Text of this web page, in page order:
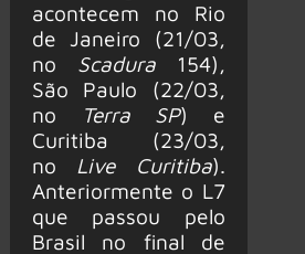
acontecem no Rio
de Janeiro (21/03,
no Scadura154),
São Paulo (22/03,
no
Terra SP) e
Curitiba (23/03,
no Live Curitiba).
Anteriormente o L7
que passou pelo
Brasil no final de